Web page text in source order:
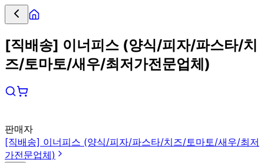
[직배송] 이너피스 (양식/피자/파스타/치
즈/토마토/새우/최저가전문업체)
판매자
[직배송] 이너피스 (양식/피자/파스타/치즈/토마토/새우/최저
가전문업체)